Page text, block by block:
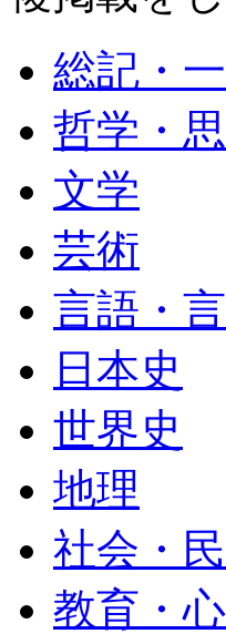
総記・
哲学・
文学
芸術
言語・
日本史
世界史
地理
社会・
教育・